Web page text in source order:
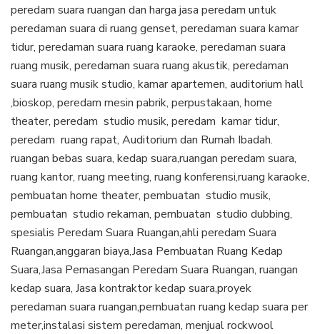
peredam suara ruangan dan harga jasa peredam untuk
peredaman suara di ruang genset, peredaman suara kamar
tidur, peredaman suara ruang karaoke, peredaman suara
ruang musik, peredaman suara ruang akustik, peredaman
suara ruang musik studio, kamar apartemen, auditorium hall
,bioskop, peredam mesin pabrik, perpustakaan, home
theater, peredam studio musik, peredam kamar tidur,
peredam ruang rapat, Auditorium dan Rumah Ibadah.
ruangan bebas suara, kedap suara,ruangan peredam suara,
ruang kantor, ruang meeting, ruang konferensi,ruang karaoke,
pembuatan home theater, pembuatan studio musik,
pembuatan studio rekaman, pembuatan studio dubbing,
spesialis Peredam Suara Ruangan,ahli peredam Suara
Ruangan,anggaran biaya,Jasa Pembuatan Ruang Kedap
Suara,Jasa Pemasangan Peredam Suara Ruangan, ruangan
kedap suara, Jasa kontraktor kedap suara,proyek
peredaman suara ruangan,pembuatan ruang kedap suara per
meter,instalasi sistem peredaman, menjual rockwool